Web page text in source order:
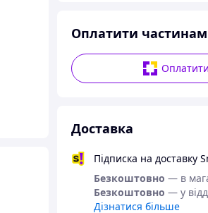
Оплатити
Доставка
Підписка на доставку
Безкоштовно — в
Безкоштовно — у
Дізнатися більше